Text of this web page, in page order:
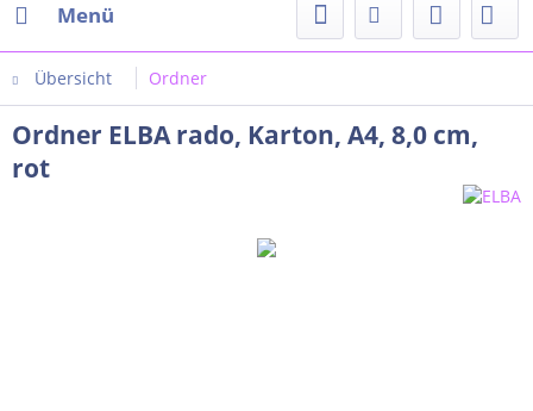
Menü
Übersicht Ordner
Ordner ELBA rado, Karton, A4, 8,0 cm,
rot